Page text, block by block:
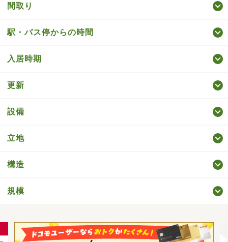
間取り
駅・バス停からの時間
入居時期
更新
設備
立地
構造
規模